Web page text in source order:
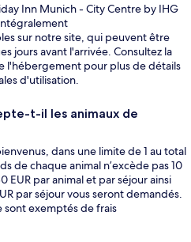
Inn Munich - City Centre by IHG
sur notre site, qui peuvent être
jours avant l'arrivée. Consultez la
l'hébergement pour plus de détails
d'utilisation.
t-il les animaux de
dans une limite de 1 au total
de chaque animal n’excède pas 10
EUR par animal et par séjour ainsi
par séjour vous seront demandés.
sont exemptés de frais